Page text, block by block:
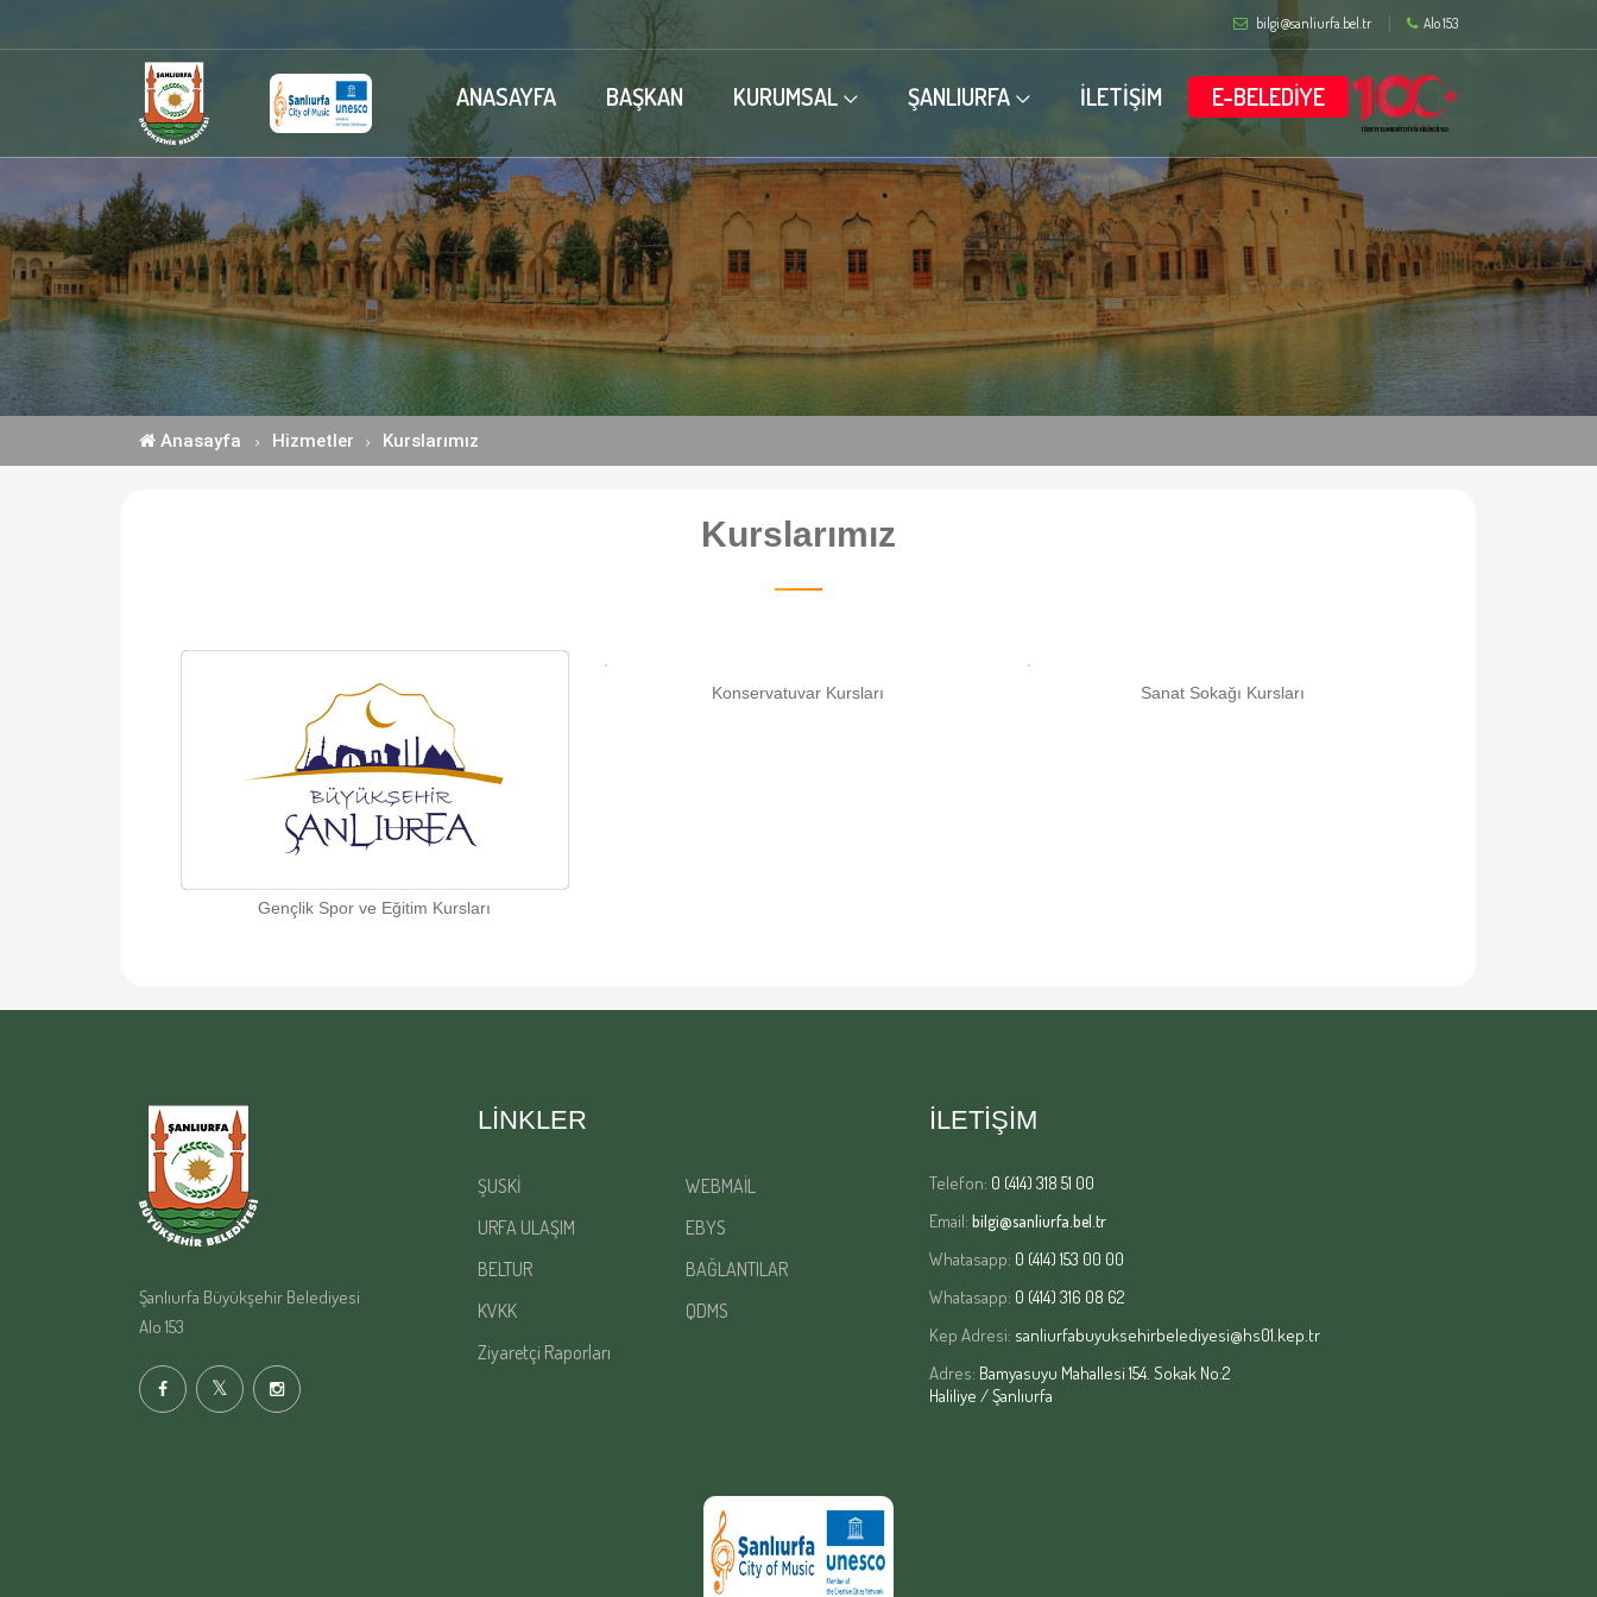
bilgi@sanliurfa.bel.tr Alo 153
ANASAYFA BAŞKAN KURUMSAL ŞANLIURFA İLETİŞİM E-BELEDİYE
Anasayfa Hizmetler Kurslarımız
Kurslarımız
Gençlik Spor ve Eğitim Kursları
Konservatuvar Kursları Sanat Sokağı Kursları
Şanlıurfa Büyükşehir Belediyesi
Alo 153
LINKLER
ŞUSKİ
WEBMAİL
URFA ULAŞIM
EBYS
BELTUR
BAĞLANTILAR
KVKK
QDMS
Ziyaretçi Raporları
İLETİŞİM
Telefon: 0 (414) 318 51 00
Email: bilgi@sanliurfa.bel.tr
Whatasapp: 0 (414) 153 00 00
Whatasapp: 0 (414) 316 08 62
Kep Adresi: sanliurfabuyuksehirbelediyesi@hs01.kep.tr
Adres: Bamyasuyu Mahallesi 154. Sokak No:2
Haliliye / Şanlıurfa